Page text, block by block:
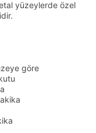
yüzeylerde özel
göre